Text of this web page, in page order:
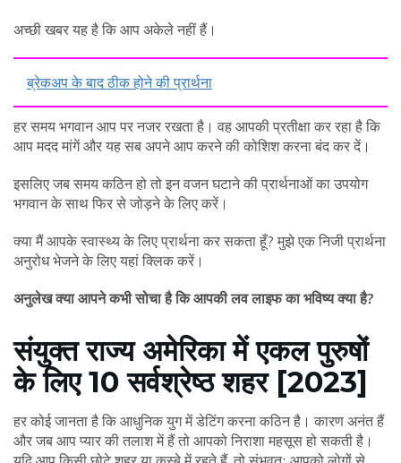
अच्छी खबर यह है कि आप अकेले नहीं हैं।
ब्रेकअप के बाद ठीक होने की प्रार्थना
हर समय भगवान आप पर नजर रखता है। वह आपकी प्रतीक्षा कर रहा है कि
आप मदद मांगें और यह सब अपने आप करने की कोशिश करना बंद कर दें।
इसलिए जब समय कठिन हो तो इन वजन घटाने की प्रार्थनाओं का उपयोग
भगवान के साथ फिर से जोड़ने के लिए करें।
क्या मैं आपके स्वास्थ्य के लिए प्रार्थना कर सकता हूँ? मुझे एक निजी प्रार्थना
अनुरोध भेजने के लिए यहां क्लिक करें।
अनुलेख क्या आपने कभी सोचा है कि आपकी लव लाइफ का भविष्य क्या है?
संयुक्त राज्य अमेरिका में एकल पुरुषों
के लिए 10 सर्वश्रेष्ठ शहर [2023]
हर कोई जानता है कि आधुनिक युग में डेटिंग करना कठिन है। कारण अनंत हैं
और जब आप प्यार की तलाश में हैं तो आपको निराशा महसूस हो सकती है।